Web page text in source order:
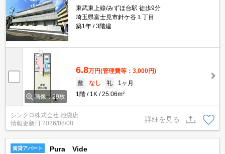
東武東上線/みずほ台駅 徒歩9分
埼玉県富士見市針ケ谷１丁目
築1年
3階建
画像：29枚
6.8万円(管理費等：3,000円)
敷
なし 礼
1ヶ月
1階
1K 25.06m²
シンクロ株式会社 池袋店
情報更新日 2026/08/08
詳細を見る
賃貸アパート Pura Vide